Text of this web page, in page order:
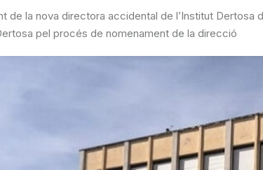
de la nova directora accidental de l’Institut Dertosa
pel procés de nomenament de la direcció